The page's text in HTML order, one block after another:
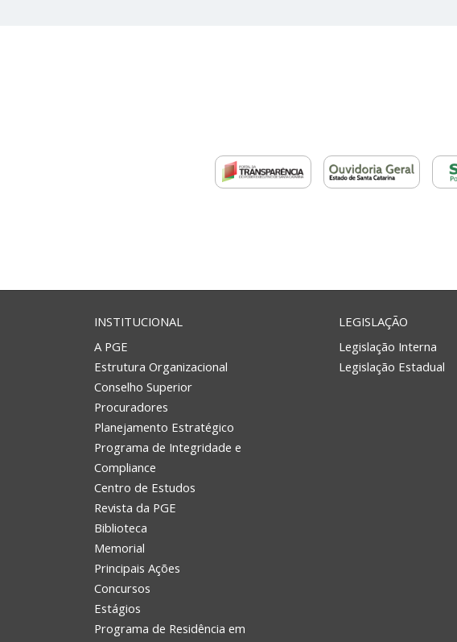
INSTITUCIONAL
A PGE
Estrutura Organizacional
Conselho Superior
Procuradores
Planejamento Estratégico
Programa de Integridade e
Compliance
Centro de Estudos
Revista da PGE
Biblioteca
Memorial
Principais Ações
Concursos
Estágios
Programa de Residência em
LEGISLAÇÃO
Legislação Interna
Legislação Estadual